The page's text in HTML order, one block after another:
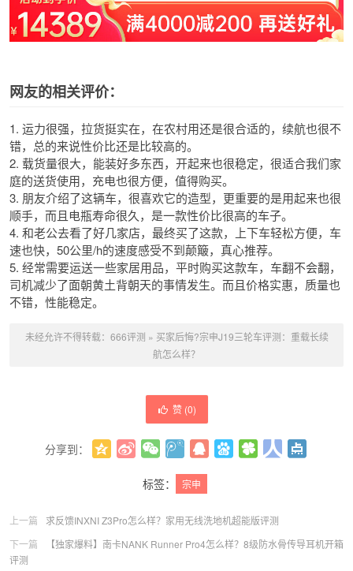
网友的相关评价：
1. 运力很强，拉货挺实在，在农村用还是很合适的，续航也很不
错，总的来说性价比还是比较高的。
2. 载货量很大，能装好多东西，开起来也很稳定，很适合我们家
庭的送货使用，充电也很方便，值得购买。
3. 朋友介绍了这辆车，很喜欢它的造型，更重要的是用起来也很
顺手，而且电瓶寿命很久，是一款性价比很高的车子。
4. 和老公去看了好几家店，最终买了这款，上下车轻松方便，车
速也快，50公里/h的速度感受不到颠簸，真心推荐。
5. 经常需要运送一些家居用品，平时购买这款车，车翻不会翻，
司机减少了面朝黄土背朝天的事情发生。而且价格实惠，质量也
不错，性能稳定。
未经允许不得转载： 666评测 » 买家后悔?宗申J19三轮车评测：重载长续
航怎么样？
赞 (0)
分享到：
标签：
宗申
上一篇
求反馈INXNI Z3Pro怎么样？家用无线洗地机超能版评测
下一篇
【独家爆料】南卡NANK Runner Pro4怎么样？8级防水骨传导耳机开箱
评测